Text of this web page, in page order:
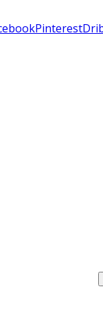
Pinterest